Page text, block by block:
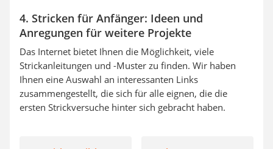
4. Stricken für Anfänger: Ideen und
Anregungen für weitere Projekte
Das Internet bietet Ihnen die Möglichkeit, viele
Strickanleitungen und -Muster zu finden. Wir haben
Ihnen eine Auswahl an interessanten Links
zusammengestellt, die sich für alle eignen, die die
ersten Strickversuche hinter sich gebracht haben.